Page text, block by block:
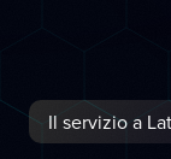
Il servizio a